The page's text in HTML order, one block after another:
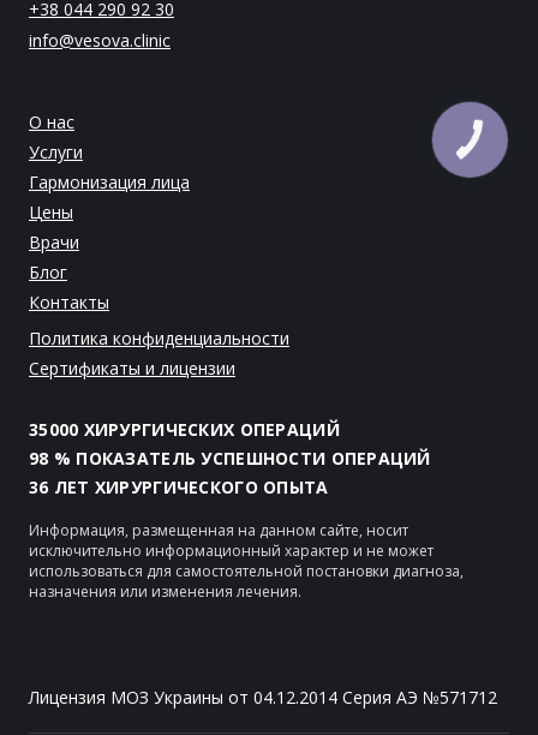
+38 044 290 92 30
info@vesova.clinic
О нас
Услуги
Гармонизация лица
Цены
Врачи
Блог
Контакты
Политика конфиденциальности
Сертификаты и лицензии
35000 ХИРУРГИЧЕСКИХ ОПЕРАЦИЙ
98 % ПОКАЗАТЕЛЬ УСПЕШНОСТИ ОПЕРАЦИЙ
36 ЛЕТ ХИРУРГИЧЕСКОГО ОПЫТА
Информация, размещенная на данном сайте, носит
исключительно информационный характер и не может
использоваться для самостоятельной постановки диагноза,
назначения или изменения лечения.
Лицензия МОЗ Украины от 04.12.2014 Серия АЭ №571712